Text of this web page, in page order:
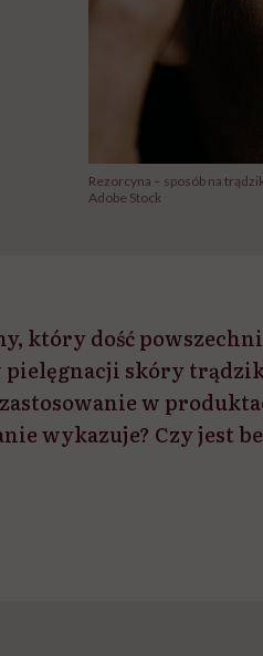
Rezorcyna – sposób na
Adobe Stock
który dość
pielęgnacji skóry
w
wykazuje? Czy jest